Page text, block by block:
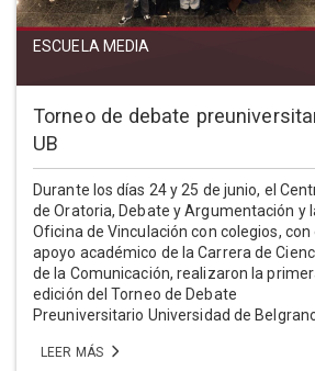
ESCUELA MEDIA
Torneo de debate
UB
Durante los días 24 y 25 de junio, el
de Oratoria, Debate y Argumentación y
Oficina de Vinculación con colegios, con
apoyo académico de la Carrera de
de la Comunicación, realizaron la
edición del Torneo de Debate
Preuniversitario Universidad de
LEER MÁS